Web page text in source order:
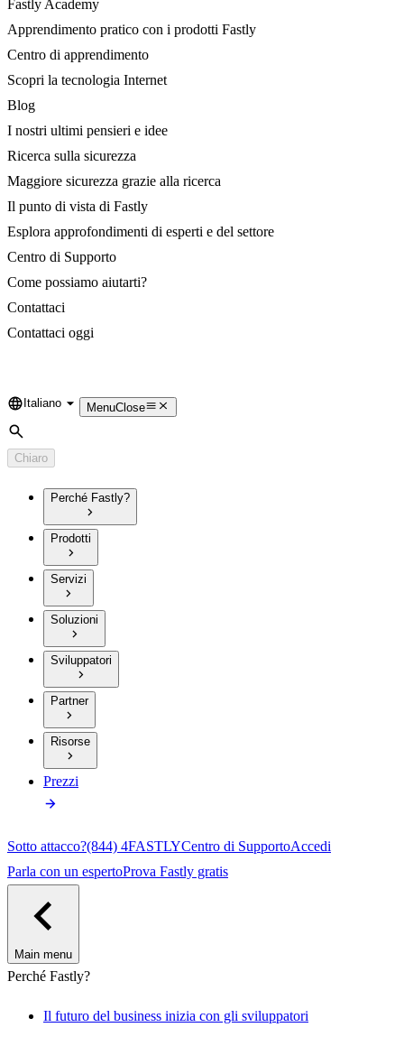
Fastly Academy
Apprendimento pratico con i prodotti Fastly
Centro di apprendimento
Scopri la tecnologia Internet
Blog
I nostri ultimi pensieri e idee
Ricerca sulla sicurezza
Maggiore sicurezza grazie alla ricerca
Il punto di vista di Fastly
Esplora approfondimenti di esperti e del settore
Centro di Supporto
Come possiamo aiutarti?
Contattaci
Contattaci oggi
Language
Italiano MenuClose
Cerca
Chiaro
Perché Fastly?
Prodotti
Servizi
Soluzioni
Sviluppatori
Partner
Risorse
Prezzi
Sotto attacco?(844) 4FASTLYCentro di SupportoAccedi
Parla con un espertoProva Fastly gratis
Main menu
Perché Fastly?
Il futuro del business inizia con gli sviluppatori